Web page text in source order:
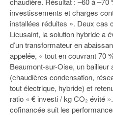
investissements et charges
installées réduites ». Deux cas
Lieusaint, la solution hybride a
d’un transformateur en
appelée, « tout en couvrant 70
Beaumont-sur-Oise, un
(chaudières condensation,
tout électrique, hybride) et
ratio « € investi / kg CO₂ évité
cofinancée suit les